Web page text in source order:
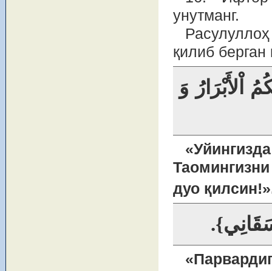
унутманг.
қилиб
اْلأَبْرَارُ وَ
дуо